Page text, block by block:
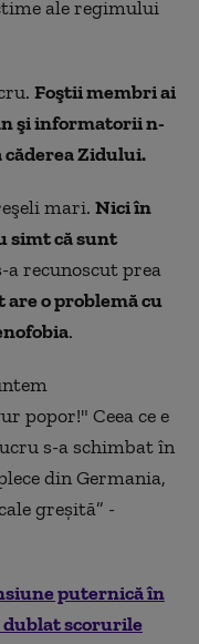
ale regimului
Foştii membri ai
şi informatorii n-
Zidului.
mari. Nici în
simt că sunt
a recunoscut prea
are o problemă cu
.
popor!" Ceea ce e
s-a schimbat în
din Germania,
greşită” -
puternică în
dublat scorurile